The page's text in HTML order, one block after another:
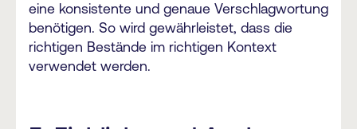
eine konsistente und genaue Verschlagwortung
benötigen. So wird gewährleistet, dass die
richtigen Bestände im richtigen Kontext
verwendet werden.